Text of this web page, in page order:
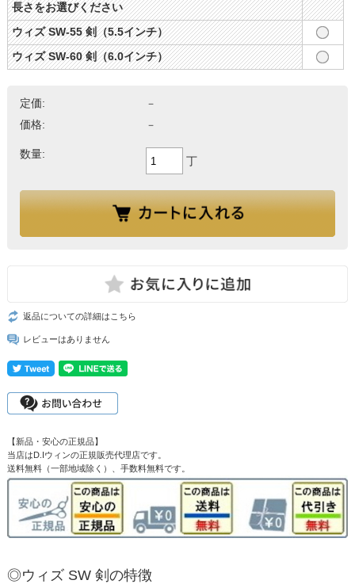
長さをお選びください
ウィズ SW-55 剣（5.5インチ）
ウィズ SW-60 剣（6.0インチ）
定価:
－
価格:
－
数量:
丁
返品についての詳細はこちら
レビューはありません
【新品・安心の正規品】
当店はD.Iウィンの正規販売代理店です。
送料無料（一部地域除く）、手数料無料です。
◎ウィズ SW 剣の特徴